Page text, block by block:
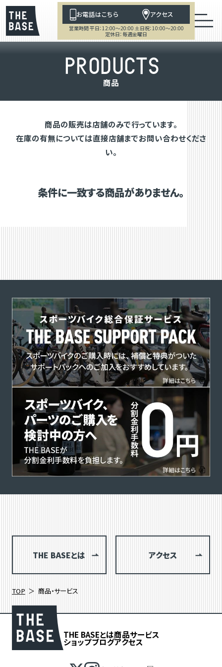
お電話はこちら アクセス
営業時間 平日：12:00～20:00 土日祝：10:00～20:00
定休日：毎週金曜日
PRODUCTS
商品
商品の販売は店舗のみで行っています。
在庫の有無については直接店舗までお問い合わせくださ
い。
条件に一致する商品がありません。
THE BASEとは アクセス
TOP 商品・サービス
THE BASEとは商品サービス
ショップブログアクセス